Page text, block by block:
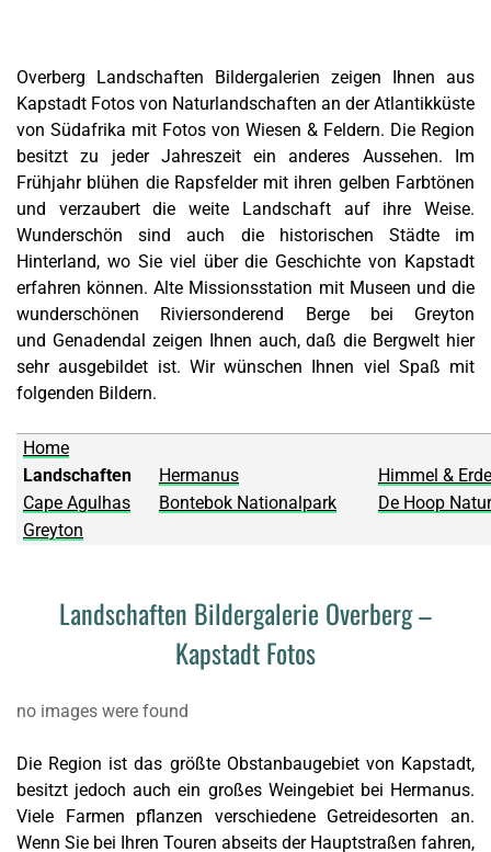
Overberg Landschaften Bildergalerien zeigen Ihnen aus
Kapstadt Fotos von Naturlandschaften an der Atlantikküste
von Südafrika mit Fotos von Wiesen & Feldern. Die Region
besitzt zu jeder Jahreszeit ein anderes Aussehen. Im
Frühjahr blühen die Rapsfelder mit ihren gelben Farbtönen
und verzaubert die weite Landschaft auf ihre Weise.
Wunderschön sind auch die historischen Städte im
Hinterland, wo Sie viel über die Geschichte von Kapstadt
erfahren können. Alte Missionsstation mit Museen und die
wunderschönen Riviersonderend Berge bei Greyton
und Genadendal zeigen Ihnen auch, daß die Bergwelt hier
sehr ausgebildet ist. Wir wünschen Ihnen viel Spaß mit
folgenden Bildern.
Home
Landschaften
Hermanus
Himmel &
Cape Agulhas
Bontebok Nationalpark
De Hoop
Greyton
Landschaften Bildergalerie Overberg –
Kapstadt Fotos
no images were found
Die Region ist das größte Obstanbaugebiet von Kapstadt,
besitzt jedoch auch ein großes Weingebiet bei Hermanus.
Viele Farmen pflanzen verschiedene Getreidesorten an.
Wenn Sie bei Ihren Touren abseits der Hauptstraßen fahren,